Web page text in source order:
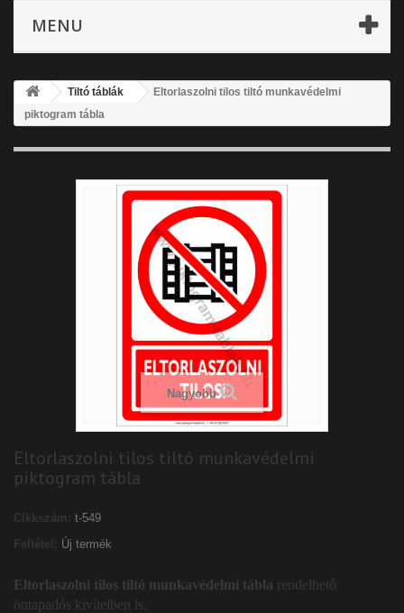
MENU
Tiltó táblák
Eltorlaszolni tilos tiltó munkavédelmi
piktogram tábla
Nagyobb
Eltorlaszolni tilos tiltó munkavédelmi
piktogram tábla
Cikkszám: t-549
Feltétel: Új termék
Eltorlaszolni tilos tiltó munkavédelmi tábla rendelhető
öntapadós kivitelben is.